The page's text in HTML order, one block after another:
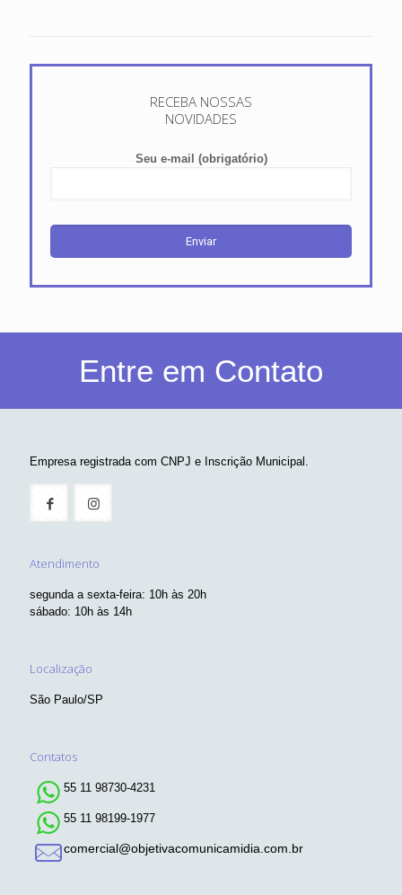
RECEBA NOSSAS
NOVIDADES
Seu e-mail (obrigatório)
Entre em Contato
Empresa registrada com CNPJ e Inscrição Municipal.
Atendimento
segunda a sexta-feira: 10h às 20h
sábado: 10h às 14h
Localização
São Paulo/SP
Contatos
55 11 98730-4231
55 11 98199-1977
comercial@objetivacomunicamidia.com.br